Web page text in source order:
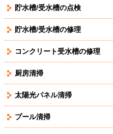
貯水槽/受水槽の点検
貯水槽/受水槽の修理
コンクリート受水槽の修理
厨房清掃
太陽光パネル清掃
プール清掃